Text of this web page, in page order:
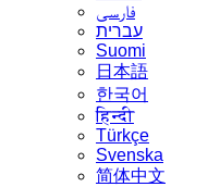
فارسی
עברית
Suomi
日本語
한국어
हिन्दी
Türkçe
Svenska
简体中文